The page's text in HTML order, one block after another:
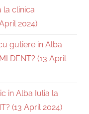
la clinica
2024)
gutiere in Alba
DENT? (13 April
in Alba Iulia la
(13 April 2024)